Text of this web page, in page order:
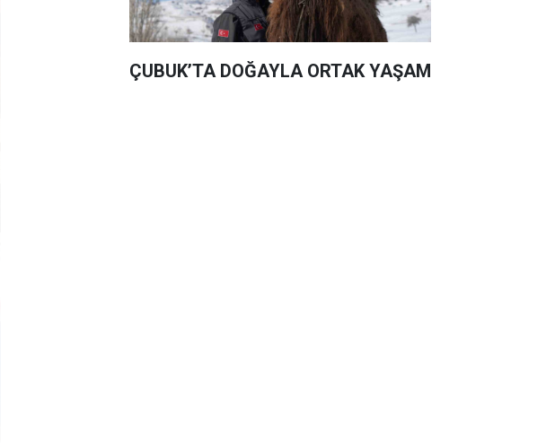
ÇUBUK’TA DOĞAYLA ORTAK YAŞAM